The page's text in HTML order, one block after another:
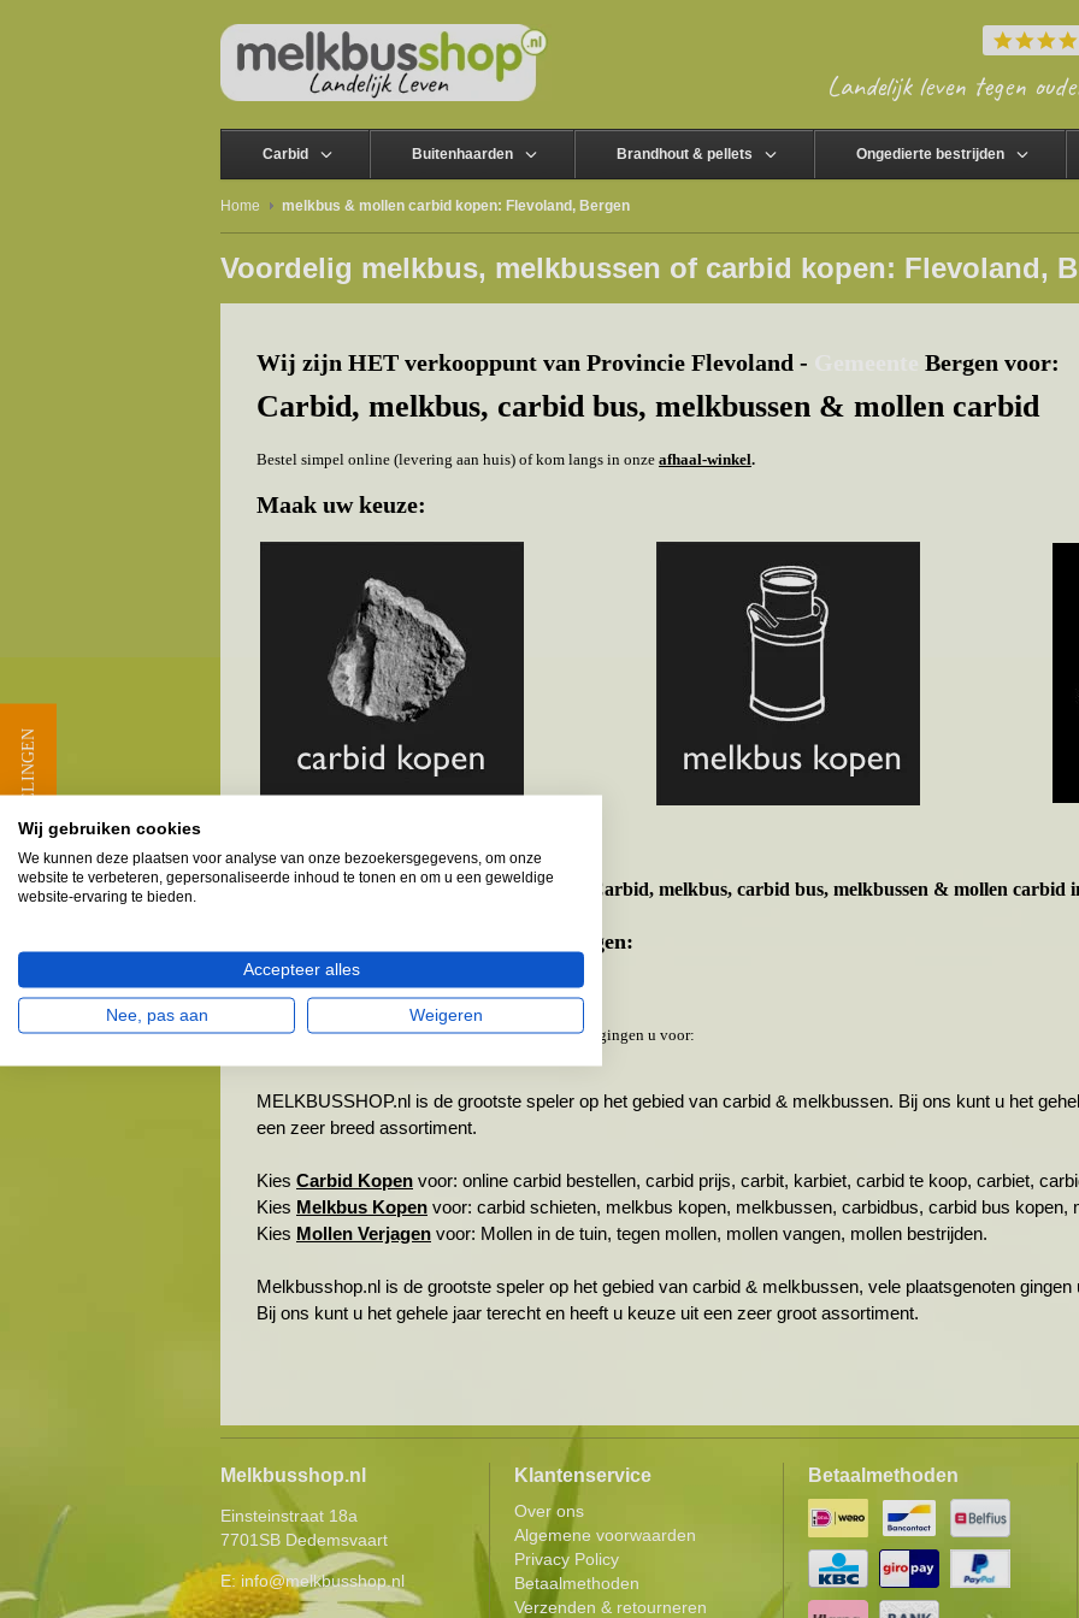
Landelijk leven tegen
Carbid Buitenhaarden Brandhout & pellets Ongedierte bestrijden
Home melkbus & mollen carbid kopen: Flevoland, Bergen
Voordelig melkbus, melkbussen of carbid kopen: Flevoland,
Wij zijn HET verkooppunt van Provincie Flevoland - Bergen voor:
Carbid, melkbus, carbid bus, melkbussen & mollen carbid
Bestel simpel online (levering aan huis) of kom langs in onze afhaal-winkel.
Maak uw keuze:
Melkbusshop.nl HET verkooppunt voor Carbid, melkbus, carbid bus, melkbussen & mollen carbid
Provincie Flevoland - Gemeente Bergen:
Afferden & omgeving
Vele klanten provincie Flevoland, gemeente Bergen gingen u voor:
MELKBUSSHOP.nl is de grootste speler op het gebied van carbid & melkbussen. Bij ons kunt u het
een zeer breed assortiment.
Kies Carbid Kopen voor: online carbid bestellen, carbid prijs, carbit, karbiet, carbid te koop, carbiet,
Kies Melkbus Kopen voor: carbid schieten, melkbus kopen, melkbussen, carbidbus, carbid bus kopen,
Kies Mollen Verjagen voor: Mollen in de tuin, tegen mollen, mollen vangen, mollen bestrijden.
Melkbusshop.nl is de grootste speler op het gebied van carbid & melkbussen, vele plaatsgenoten gingen
Bij ons kunt u het gehele jaar terecht en heeft u keuze uit een zeer groot assortiment.
Melkbusshop.nl
Einsteinstraat 18a
7701SB Dedemsvaart
E: info@melkbusshop.nl
Klantenservice
Over ons
Algemene voorwaarden
Privacy Policy
Betaalmethoden
Verzenden & retourneren
Betaalmethoden
★ BEOORDELINGEN
Wij gebruiken cookies
We kunnen deze plaatsen voor analyse van onze bezoekersgegevens, om onze
website te verbeteren, gepersonaliseerde inhoud te tonen en om u een geweldige
website-ervaring te bieden.
Accepteer alles
Nee, pas aan Weigeren